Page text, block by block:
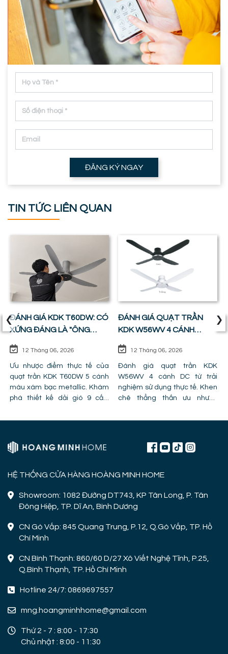
ĐĂNG KÝ NGAY
TIN TỨC LIÊN QUAN
ĐÁNH GIÁ KDK T60DW: CÓ
XỨNG ĐÁNG LÀ "ÔNG
12 Tháng 06, 2026
Ưu nhược điểm thực tế của
quạt trần KDK T60DW 5 cánh
màu xám bạc metallic. Khám
phá thiết kế dải gió 9 cấp,
lỗi lắp đặt khiến quạt bị giảm
ĐÁNH GIÁ QUẠT TRẦN
KDK W56WV 4 CÁNH
BẰNG HOÀN HẢO GIỮA
GIÁ TIỀN VÀ CÔNG NĂNG
12 Tháng 06, 2026
Đánh giá quạt trần KDK
W56WV 4 cánh DC từ trải
nghiệm sử dụng thực tế. Khen
chê thẳng thắn ưu nhược
quạt mất gió và hình ảnh thực
‹ ›
HỆ THỐNG CỬA HÀNG HOÀNG MINH HOME
Showroom: 1082 Đường DT743, KP Tân Long, P. Tân
Đông Hiệp, TP. Dĩ An, Bình Dương
CN Gò Vấp: 845 Quang Trung, P.12, Q.Gò Vấp, TP. Hồ
Chí Minh
CN Bình Thạnh: 860/60 D/27 Xô Viết Nghệ Tĩnh, P.25,
Q.Bình Thạnh, TP. Hồ Chí Minh
Hotline 24/7: 0869697557
mng.hoangminhhome@gmail.com
Thứ 2 - 7 : 8:00 - 17:30
Chủ nhật : 8:00 - 11:30